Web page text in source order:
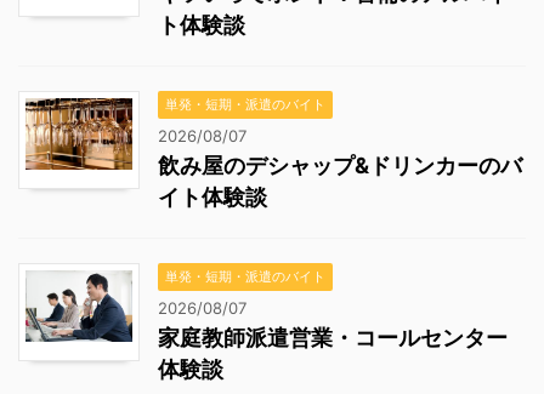
ト体験談
単発・短期・派遣のバイト
2026/08/07
飲み屋のデシャップ&ドリンカーのバ
イト体験談
単発・短期・派遣のバイト
2026/08/07
家庭教師派遣営業・コールセンター
体験談